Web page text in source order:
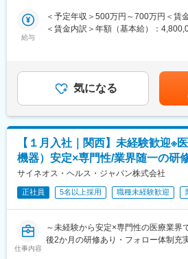
会、自身の強みを活かしたPJ相談な
を通じて、その時々に応じたプロジ
■明確な評価制度：
自身の成果や頑張りが客観的に評価
また、在籍年数が増えると永年勤続
手当もアップします。つまり、やり
る報酬制度になっています。
【サポート体制】
配属後は担当マネージャーが丁寧に支
す。また知識・スキルレベルを上げ
変更の範囲：会社の定める業務
・医師主導研究への対応
・地区スピーカー育成
・KOLの思考理解、医師のニーズに
・医師とのコミュニケーション、デ
・担当製品に関する疾患知識
などを中心に学習します。
■募集の背景：同社本国アメリカでは
でおり、研修体制も含めノウハウが
MSLの需要が高まってきている中、
■同社の特徴：同社は製薬／バイオ／
人の従業員が一丸となって、様々な
企業に対して、研究・臨床開発、営業
給与
＜予定年収＞500万円～700万円＜賃
＜賃金内訳＞年額（基本給）：
であり、選考を通じて上下する可能
定手当を含めた表記です。
気になる
【１月入社｜関西】未経験歓迎※
機器）安定×専門性/業界随一の研
サイネオス・ヘルス・ジャパン株式会社
正社員 5名以上採用 職種未経験歓迎
仕事内容
～未経験から安定×専門性の医療業界
後2か月の研修あり・フォロー体制充